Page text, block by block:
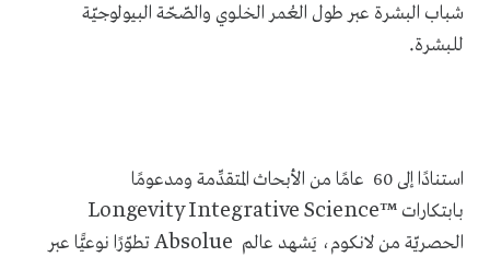
شباب البشرة عبر طول العُمر الخلوي والصّحّة البيولوجيّة
للبشرة.
استنادًا إلى 60 عامًا من الأبحاث المتقدِّمة ومدعومًا
بـابتكارات Longevity Integrative Science™
الحصريّة من لانكوم، يَشهد عالم Absolueتطوّرًا نوعيًّا عبر